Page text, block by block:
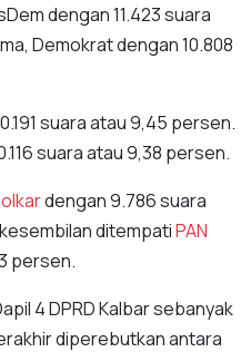
dengan 11.423 suara
Demokrat dengan 10.808
suara atau 9,45 persen.
suara atau 9,38 persen.
dengan 9.786 suara
ditempatiPAN
persen.
4 DPRD Kalbar sebanyak
diperebutkan antara